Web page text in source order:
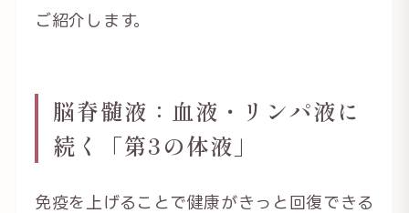
ご紹介します。
脳脊髄液：血液・リンパ液に
続く「第3の体液」
免疫を上げることで健康がきっと回復できる